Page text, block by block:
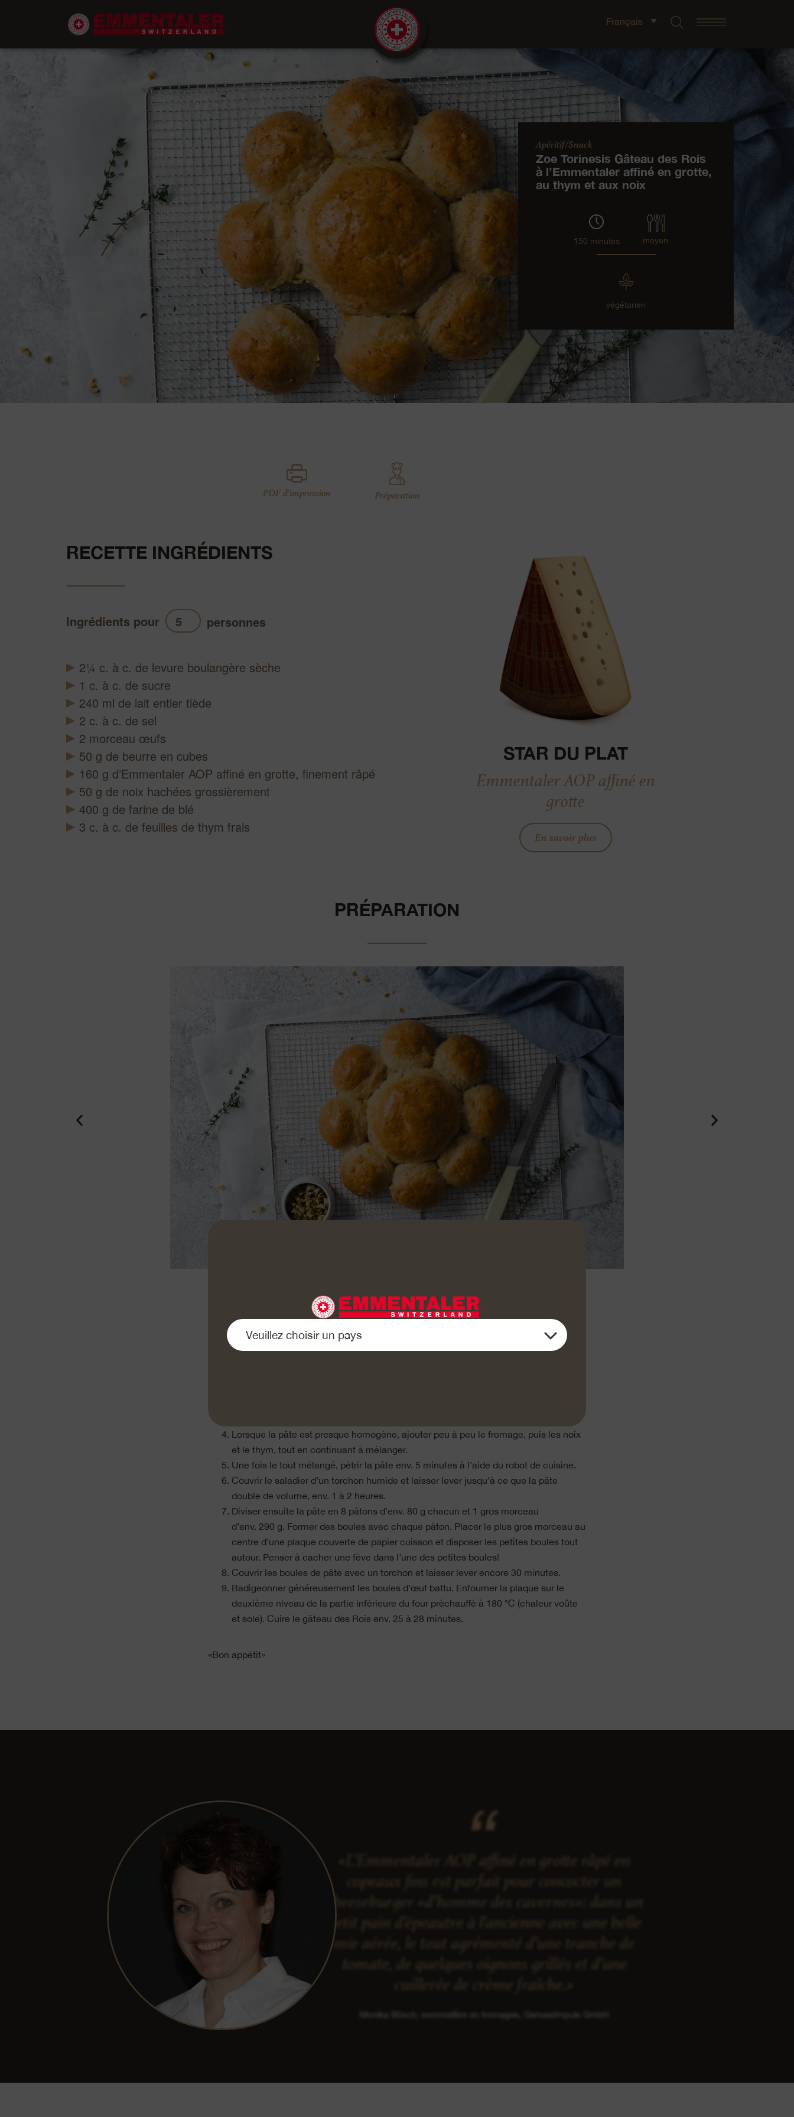
Français
Apéritif/Snack
Zoe Torinesis Gâteau des Rois
à l’Emmentaler affiné en grotte,
au thym et aux noix
150 minutes moyen
végétarien
PDF d'impression Préparation
RECETTE INGRÉDIENTS
Ingrédients pour personnes
2¼ c. à c. de levure boulangère sèche
1 c. à c. de sucre
240 ml de lait entier tiède
2 c. à c. de sel
2 morceau œufs
50 g de beurre en cubes
160 g d’Emmentaler AOP affiné en grotte, finement râpé
50 g de noix hachées grossièrement
400 g de farine de blé
3 c. à c. de feuilles de thym frais
STAR DU PLAT
Emmentaler AOP affiné en
grotte
En savoir plus
PRÉPARATION
Lorsque la pâte est presque homogène, ajouter peu à peu le fromage, puis les noix
et le thym, tout en continuant à mélanger.
Une fois le tout mélangé, pétrir la pâte env. 5 minutes à l’aide du robot de cuisine.
Couvrir le saladier d’un torchon humide et laisser lever jusqu’à ce que la pâte
double de volume, env. 1 à 2 heures.
Diviser ensuite la pâte en 8 pâtons d’env. 80 g chacun et 1 gros morceau
d’env. 290 g. Former des boules avec chaque pâton. Placer le plus gros morceau au
centre d’une plaque couverte de papier cuisson et disposer les petites boules tout
autour. Penser à cacher une fève dans l’une des petites boules!
Couvrir les boules de pâte avec un torchon et laisser lever encore 30 minutes.
Badigeonner généreusement les boules d’œuf battu. Enfourner la plaque sur le
deuxième niveau de la partie inférieure du four préchauffé à 180 °C (chaleur voûte
et sole). Cuire le gâteau des Rois env. 25 à 28 minutes.
«Bon appétit»
cheeseburger «d’homme des cavernes»: dans un
petit pain d’épeautre à l’ancienne avec une belle
mie aérée, le tout agrémenté d’une tranche de
Monika Bösch, sommelière en fromages, GenussImpuls GmbH